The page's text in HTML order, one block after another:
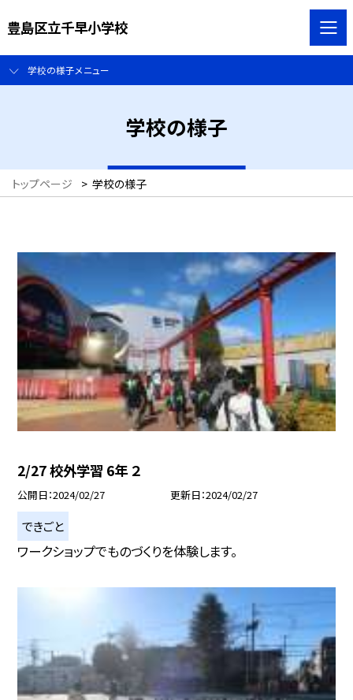
豊島区立千早小学校
学校の様子メニュー
学校の様子
トップページ > 学校の様子
2/27 校外学習 6年 ２
公開日 2024/02/27 更新日 2024/02/27
できごと
ワークショップでものづくりを体験します。